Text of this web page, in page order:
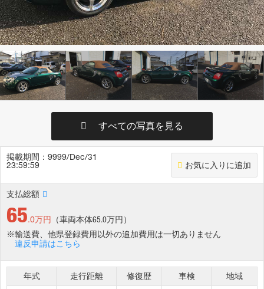
すべての写真を見る
お気に入りに追加
掲載期間：9999/Dec/31
23:59:59
支払総額
65.0万円 （車両本体65.0万円）
※輸送費、他県登録費用以外の追加費用は一切ありません
違反申請はこちら
年式 走行距離 修復歴 車検 地域